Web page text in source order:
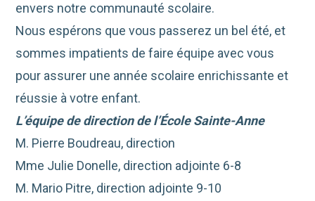
envers notre communauté scolaire.
Nous espérons que vous passerez un bel été, et
sommes impatients de faire équipe avec vous
pour assurer une année scolaire enrichissante et
réussie à votre enfant.
L’équipe de direction de l’École Sainte-Anne
M. Pierre Boudreau, direction
Mme Julie Donelle, direction adjointe 6-8
M. Mario Pitre, direction adjointe 9-10